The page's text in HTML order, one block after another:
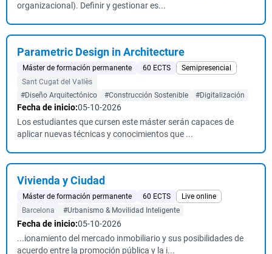
organizacional). Definir y gestionar es...
Parametric Design in Architecture
Máster de formación permanente 60 ECTS
Semipresencial
Sant Cugat del Vallès
#Diseño Arquitectónico
#Construcción Sostenible #Digitalización
Fecha de inicio:05-10-2026
Los estudiantes que cursen este máster serán capaces de
aplicar nuevas técnicas y conocimientos que ...
Vivienda y Ciudad
Máster de formación permanente 60 ECTS
Live online
Barcelona
#Urbanismo & Movilidad Inteligente
Fecha de inicio:05-10-2026
...ionamiento del mercado inmobiliario y sus posibilidades de
acuerdo entre la promoción pública y la i...